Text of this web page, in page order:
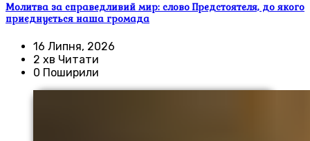
Молитва за справедливий мир: слово Предстоятеля, до якого
приєднується наша громада
16 Липня, 2026
2 хв Читати
0 Поширили